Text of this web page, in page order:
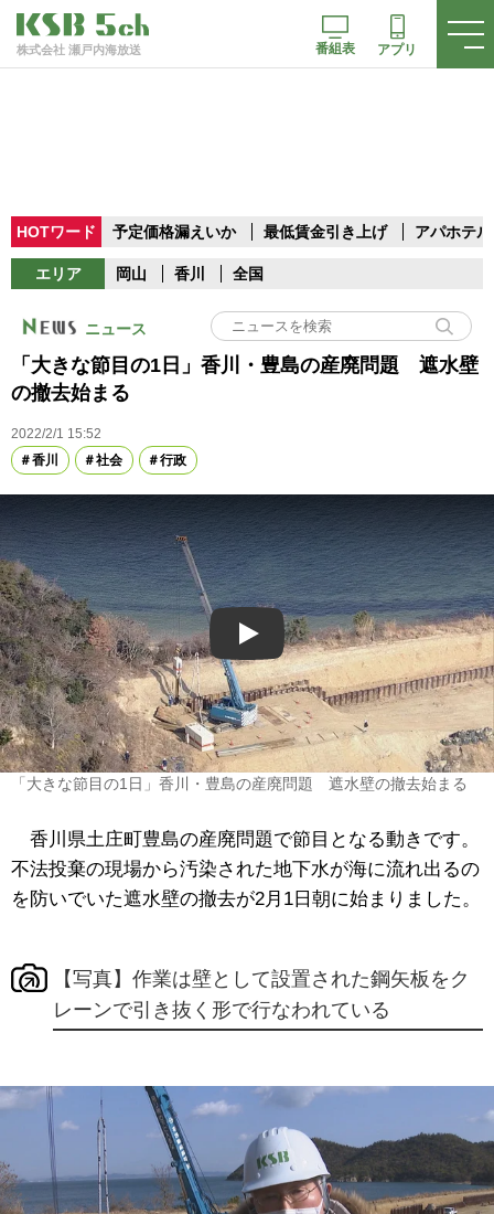
株式会社 瀬戸内海放送 番組表 アプリ
HOTワード 予定価格漏えいか 最低賃金引き上げ アパホテル
エリア 岡山 香川 全国
ニュース
「大きな節目の1日」香川・豊島の産廃問題 遮水壁
の撤去始まる
2022/2/1 15:52
香川
社会 行政
Play
「大きな節目の1日」香川・豊島の産廃問題 遮水壁の撤去始まる
香川県土庄町豊島の産廃問題で節目となる動きです。
不法投棄の現場から汚染された地下水が海に流れ出るの
を防いでいた遮水壁の撤去が2月1日朝に始まりました。
【写真】作業は壁として設置された鋼矢板をク
レーンで引き抜く形で行なわれている